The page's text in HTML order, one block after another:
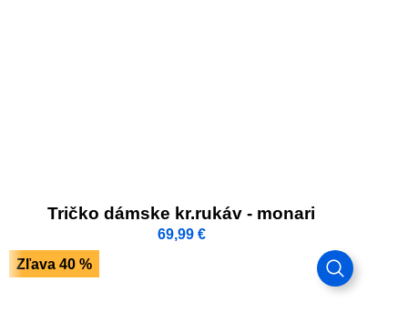
Tričko dámske kr.rukáv - monari
69,99 €
Zľava 40 %